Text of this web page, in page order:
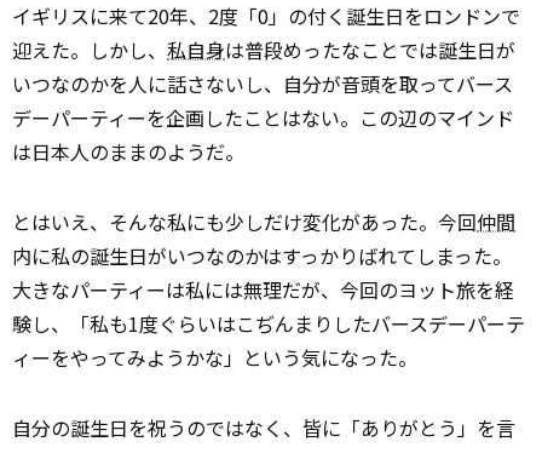
イギリスに来て20年、2度「0」の付く誕生日をロンドンで
迎えた。しかし、 私自身は普段めったなことでは誕生日が
いつなのかを人に話さないし、自分が音頭を取ってバース
デーパーティーを企画したことはない。この辺のマインド
は日本人のままのようだ。
とはいえ、そんな私にも少しだけ変化があった。今回仲間
内に私の誕生日がいつなのかはすっかりばれてしまった。
大きなパーティーは私には無理だが、今回のヨット旅を経
験し、「私も1度ぐらいはこぢんまりしたバースデーパーテ
ィーをやってみようかな」という気になった。
自分の誕生日を祝うのではなく、皆に「ありがとう」を言